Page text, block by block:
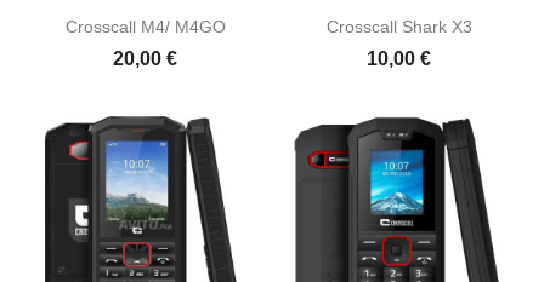
Crosscall M4/ M4GO
20,00 €
Crosscall Shark X3
10,00 €